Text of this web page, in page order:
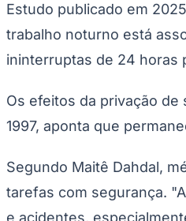
Estudo publicado em
trabalho noturno está
ininterruptas de 24 horas
Os efeitos da privação
1997, aponta que
Segundo Maitê Dahdal,
tarefas com segurança.
e acidentes,